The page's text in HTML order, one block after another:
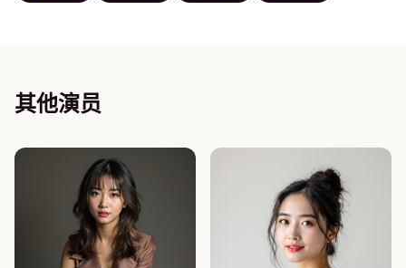
其他演员